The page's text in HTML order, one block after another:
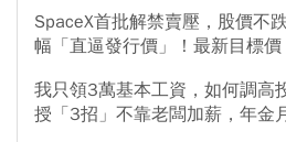
SpaceX首批解禁賣壓，股價不
幅「直逼發行價」！最新目標
我只領3萬基本工資，如何調高
授「3招」不靠老闆加薪，年金